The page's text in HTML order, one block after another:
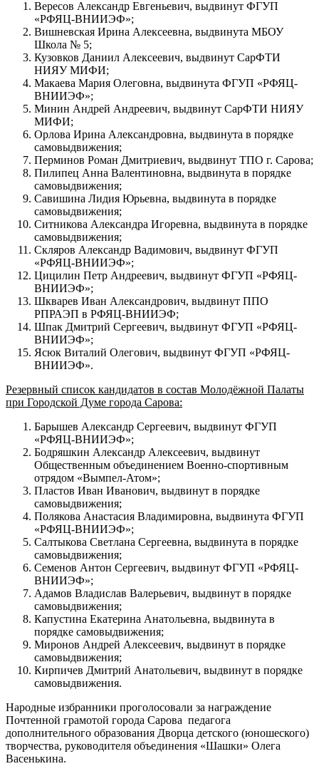
Вересов Александр Евгеньевич, выдвинут ФГУП
«РФЯЦ-ВНИИЭФ»;
Вишневская Ирина Алексеевна, выдвинута МБОУ
Школа № 5;
Кузовков Даниил Алексеевич, выдвинут СарФТИ
НИЯУ МИФИ;
Макаева Мария Олеговна, выдвинута ФГУП «РФЯЦ-
ВНИИЭФ»;
Минин Андрей Андреевич, выдвинут СарФТИ НИЯУ
МИФИ;
Орлова Ирина Александровна, выдвинута в порядке
самовыдвижения;
Перминов Роман Дмитриевич, выдвинут ТПО г. Сарова;
Пилипец Анна Валентиновна, выдвинута в порядке
самовыдвижения;
Савишина Лидия Юрьевна, выдвинута в порядке
самовыдвижения;
Ситникова Александра Игоревна, выдвинута в порядке
самовыдвижения;
Скляров Александр Вадимович, выдвинут ФГУП
«РФЯЦ-ВНИИЭФ»;
Цицилин Петр Андреевич, выдвинут ФГУП «РФЯЦ-
ВНИИЭФ»;
Шкварев Иван Александрович, выдвинут ППО
РПРАЭП в РФЯЦ-ВНИИЭФ;
Шпак Дмитрий Сергеевич, выдвинут ФГУП «РФЯЦ-
ВНИИЭФ»;
Ясюк Виталий Олегович, выдвинут ФГУП «РФЯЦ-
ВНИИЭФ».
Резервный список кандидатов в состав Молодёжной Палаты
при Городской Думе города Сарова:
Барышев Александр Сергеевич, выдвинут ФГУП
«РФЯЦ-ВНИИЭФ»;
Бодряшкин Александр Алексеевич, выдвинут
Общественным объединением Военно-спортивным
отрядом «Вымпел-Атом»;
Пластов Иван Иванович, выдвинут в порядке
самовыдвижения;
Полякова Анастасия Владимировна, выдвинута ФГУП
«РФЯЦ-ВНИИЭФ»;
Салтыкова Светлана Сергеевна, выдвинута в порядке
самовыдвижения;
Семенов Антон Сергеевич, выдвинут ФГУП «РФЯЦ-
ВНИИЭФ»;
Адамов Владислав Валерьевич, выдвинут в порядке
самовыдвижения;
Капустина Екатерина Анатольевна, выдвинута в
порядке самовыдвижения;
Миронов Андрей Алексеевич, выдвинут в порядке
самовыдвижения;
Кирпичев Дмитрий Анатольевич, выдвинут в порядке
самовыдвижения.
Народные избранники проголосовали за награждение
Почтенной грамотой города Сарова педагога
дополнительного образования Дворца детского (юношеского)
творчества, руководителя объединения «Шашки» Олега
Васенькина.